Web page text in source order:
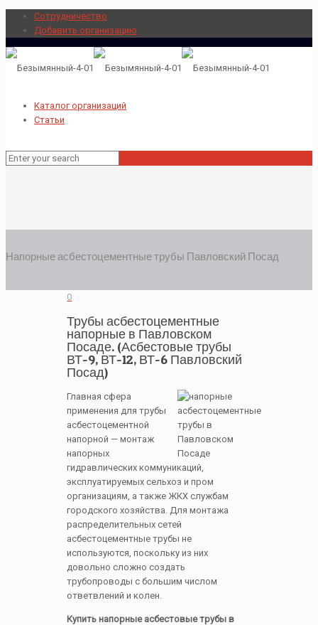
Сотрудничество
Добавить организацию
Каталог организаций
Статьи
Напорные асбестоцементные трубы Павловский Посад
0
Трубы асбестоцементные
напорные в Павловском
Посаде. (Асбестовые трубы
ВТ-9, ВТ-12, ВТ-6 Павловский
Посад)
Главная сфера
применения для трубы
асбестоцементной
напорной — монтаж
напорных
гидравлических коммуникаций,
эксплуатируемых сельхоз и пром
организациям, а также ЖКХ службам
городского хозяйства. Для монтажа
распределительных сетей
асбестоцементные трубы не
используются, поскольку из них
довольно сложно создать
трубопроводы с большим числом
ответвлений и колен.
Купить напорные асбестовые трубы в